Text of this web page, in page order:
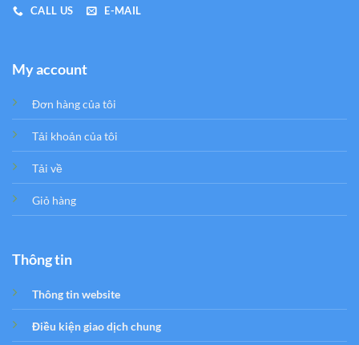
CALL US E-MAIL
My account
Đơn hàng của tôi
Tải khoản của tôi
Tải về
Giỏ hàng
Thông tin
Thông tin website
Điều kiện giao dịch chung